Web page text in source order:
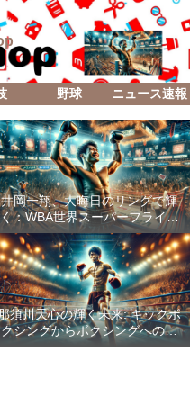
野球 ニュース速報
井岡一翔、大晦日のリングで輝
く：WBA世界スーパーフライ級
防衛戦「Lifetime Boxing Fights
18」
須川天心の輝く未来: キックボ
クシングからボクシングへの成
功した転身